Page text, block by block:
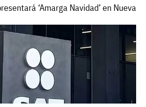
‘Amarga Navidad’ en Nueva